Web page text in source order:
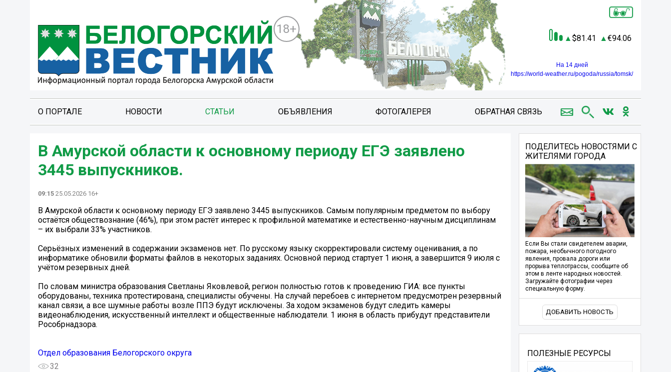
18+
81.41 94.06
На 14 дней
https://world-weather.ru/pogoda/russia/tomsk/
О ПОРТАЛЕ НОВОСТИ СТАТЬИ ОБЪЯВЛЕНИЯ ФОТОГАЛЕРЕЯ ОБРАТНАЯ СВЯЗЬ
В Амурской области к основному периоду ЕГЭ заявлено
3445 выпускников.
09:15 25.05.2026 16+
В Амурской области к основному периоду ЕГЭ заявлено 3445 выпускников. Самым популярным предметом по выбору
остаётся обществознание (46%), при этом растёт интерес к профильной математике и естественно-научным дисциплинам
– их выбрали 33% участников.
Серьёзных изменений в содержании экзаменов нет. По русскому языку скорректировали систему оценивания, а по
информатике обновили форматы файлов в некоторых заданиях. Основной период стартует 1 июня, а завершится 9 июля с
учётом резервных дней.
По словам министра образования Светланы Яковлевой, регион полностью готов к проведению ГИА: все пункты
оборудованы, техника протестирована, специалисты обучены. На случай перебоев с интернетом предусмотрен резервный
канал связи, а все шумные работы возле ППЭ будут исключены. За ходом экзаменов будут следить камеры
видеонаблюдения, искусственный интеллект и общественные наблюдатели. 1 июня в область прибудут представители
Рособрнадзора.
Отдел образования Белогорского округа
32
ПОДЕЛИТЕСЬ НОВОСТЯМИ С
ЖИТЕЛЯМИ ГОРОДА
Если Вы стали свидетелем аварии,
пожара, необычного погодного
явления, провала дороги или
прорыва теплотрассы, сообщите об
этом в ленте народных новостей.
Загружайте фотографии через
специальную форму.
ДОБАВИТЬ НОВОСТЬ
ПОЛЕЗНЫЕ РЕСУРСЫ